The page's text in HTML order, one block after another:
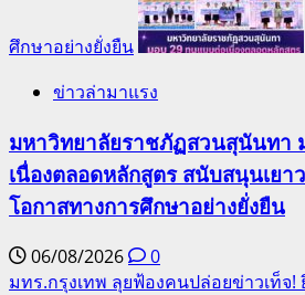
ศึกษาอย่างยั่งยืน
ข่าวล่ามาแรง
มหาวิทยาลัยราชภัฏสวนสุนันทา
เนื่องตลอดหลักสูตร สนับสนุนเยา
โอกาสทางการศึกษาอย่างยั่งยืน
06/08/2026
0
มทร.กรุงเทพ ลุยฟ้องคนปล่อยข่าวเท็จ